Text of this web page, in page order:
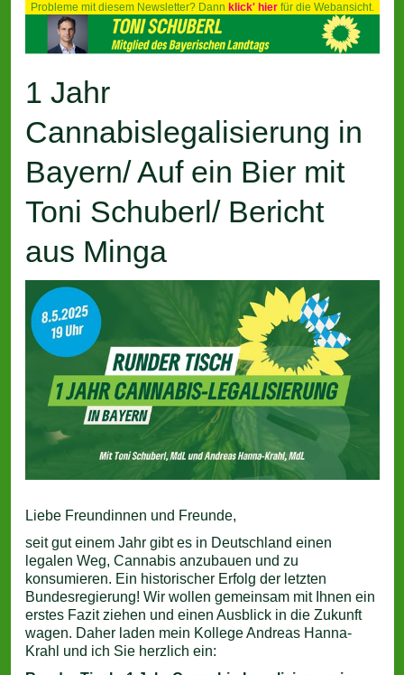
Probleme mit diesem Newsletter? Dann klick' hierfür die Webansicht.
1 Jahr
Cannabislegalisierung in
Bayern/ Auf ein Bier mit
Toni Schuberl/ Bericht
aus Minga
Liebe Freundinnen und Freunde,
seit gut einem Jahr gibt es in Deutschland einen
legalen Weg, Cannabis anzubauen und zu
konsumieren. Ein historischer Erfolg der letzten
Bundesregierung! Wir wollen gemeinsam mit Ihnen ein
erstes Fazit ziehen und einen Ausblick in die Zukunft
wagen. Daher laden mein Kollege Andreas Hanna-
Krahl und ich Sie herzlich ein: